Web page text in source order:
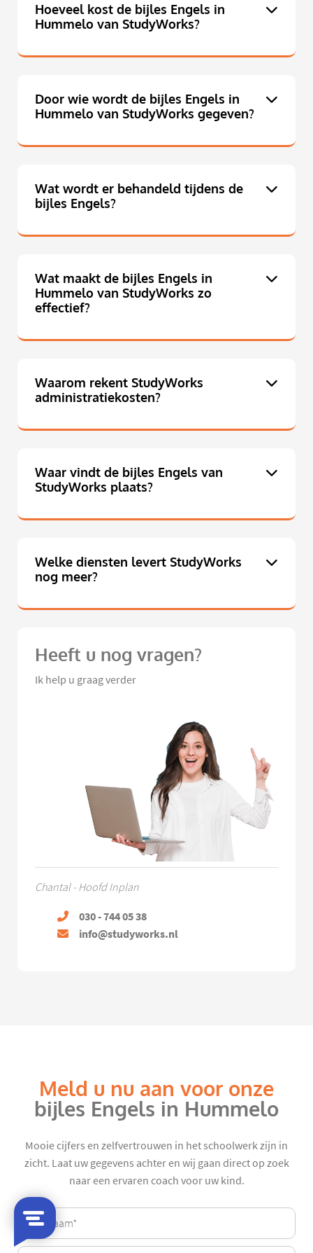
Hoeveel kost de bijles Engels in
Hummelo van StudyWorks?
Door wie wordt de bijles Engels in
Hummelo van StudyWorks gegeven?
Wat wordt er behandeld tijdens de
bijles Engels?
Wat maakt de bijles Engels in
Hummelo van StudyWorks zo
effectief?
Waarom rekent StudyWorks
administratiekosten?
Waar vindt de bijles Engels van
StudyWorks plaats?
Welke diensten levert StudyWorks
nog meer?
Heeft u nog vragen?
Ik help u graag verder
Chantal - Hoofd Inplan
030 - 744 05 38
info@studyworks.nl
Meld u nu aan voor onze
bijles Engels in Hummelo
Mooie cijfers en zelfvertrouwen in het schoolwerk zijn in
zicht. Laat uw gegevens achter en wij gaan direct op zoek
naar een ervaren coach voor uw kind.